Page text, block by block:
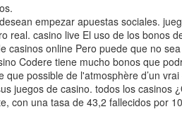
empezar apuestas sociales.
real. casino live El uso de los bonos
online Pero puede que no
Codere tiene mucho bonos que
possible de l'atmosphère d’un
juegos de casino. todos los casinos
con una tasa de 43,2 fallecidos por